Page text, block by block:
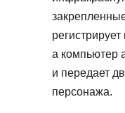
а компьютер
и передает
персонажа.